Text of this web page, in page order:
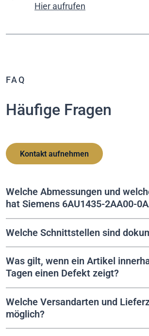
Hier aufrufen
FAQ
Häufige Fragen
Kontakt aufnehmen
Welche Abmessungen und
hat Siemens 6AU1435-2AA00-
Welche Schnittstellen sind
Was gilt, wenn ein Artikel
Tagen einen Defekt zeigt?
Welche Versandarten und
möglich?